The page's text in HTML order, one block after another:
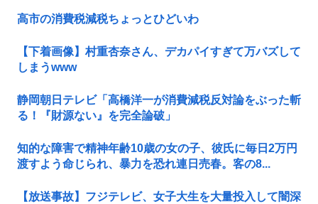
高市の消費税減税ちょっとひどいわ
【下着画像】村重杏奈さん、デカパイすぎて万バズして
しまうwww
静岡朝日テレビ「高橋洋一が消費減税反対論をぶった斬
る！『財源ない』を完全論破」
知的な障害で精神年齢10歳の女の子、彼氏に毎日2万円
渡すよう命じられ、暴力を恐れ連日売春。客の8...
【放送事故】フジテレビ、女子大生を大量投入して闇深